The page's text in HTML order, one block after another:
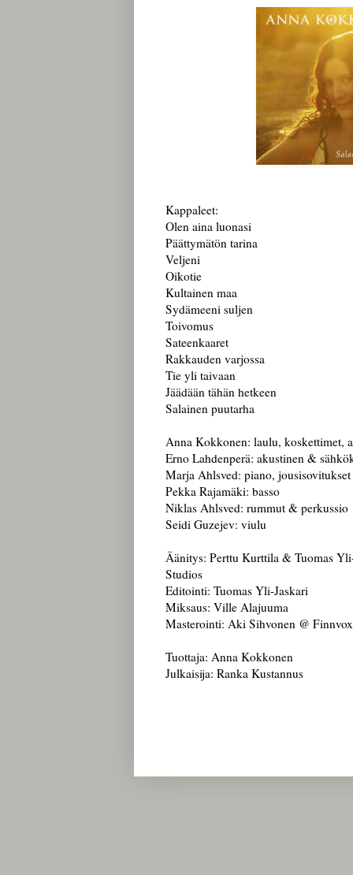
Kappaleet:
Olen aina luonasi
Päättymätön tarina
Veljeni
Oikotie
Kultainen maa
Sydämeeni suljen
Toivomus
Sateenkaaret
Rakkauden varjossa
Tie yli taivaan
Jäädään tähän hetkeen
Salainen puutarha
Anna Kokkonen: laulu, koskettimet,
Erno Lahdenperä: akustinen &
Marja Ahlsved: piano,
Pekka Rajamäki: basso
Niklas Ahlsved: rummut & perkussio
Seidi Guzejev: viulu
Äänitys: Perttu Kurttila & Tuomas
Studios
Editointi: Tuomas Yli-Jaskari
Miksaus: Ville Alajuuma
Masterointi: Aki Sihvonen @
Tuottaja: Anna Kokkonen
Julkaisija: Ranka Kustannus